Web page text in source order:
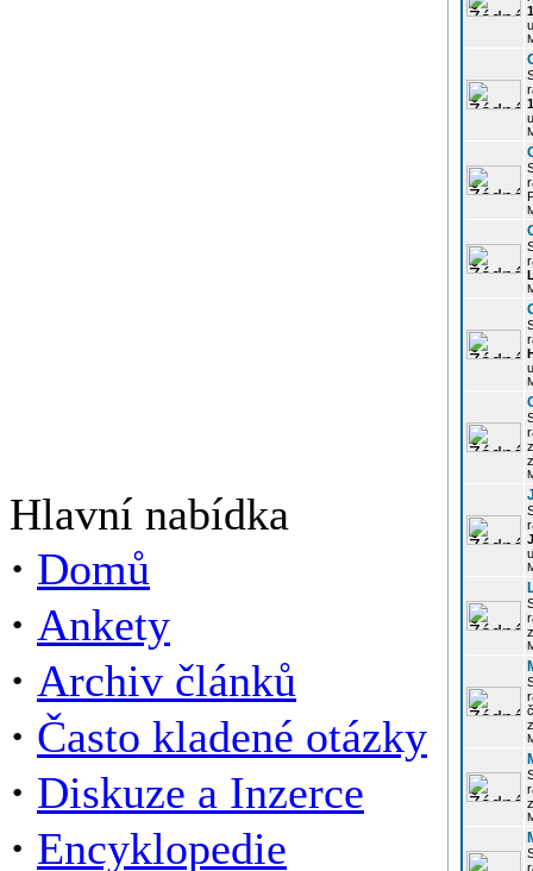
Hlavní nabídka
· Domů
· Ankety
· Archiv článků
· Často kladené otázky
· Diskuze a Inzerce
· Encyklopedie